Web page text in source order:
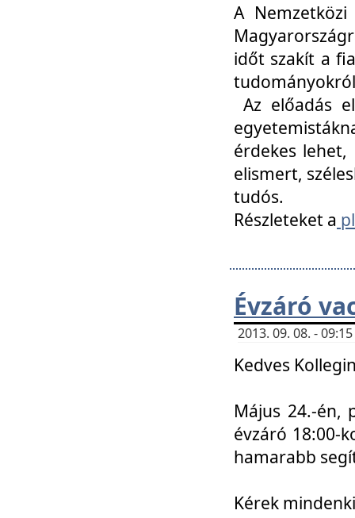
A
időt szakít a
Az előadás
érdekes lehet,
elismert,
tudós.
Részleteket a
Évzáró
2013. 09. 08. -
Kedves
Május 24.-én,
évzáró 18:00-
hamarabb
Kérek